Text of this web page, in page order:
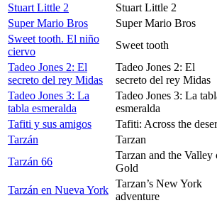
Stuart Little 2
Stuart Little 2
Super Mario Bros
Super Mario Bros
Sweet tooth. El niño
ciervo
Sweet tooth
Tadeo Jones 2: El
secreto del rey Midas
Tadeo Jones 2: El
secreto del rey Midas
Tadeo Jones 3: La
tabla esmeralda
Tadeo Jones 3: La
esmeralda
Tafiti y sus amigos
Tafiti: Across the
Tarzán
Tarzan
Tarzán 66
Tarzan and the Valley
Gold
Tarzán en Nueva York
Tarzan’s New York
adventure